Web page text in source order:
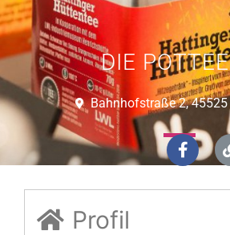
DIE
Bahnhofstraße 2,
Profil